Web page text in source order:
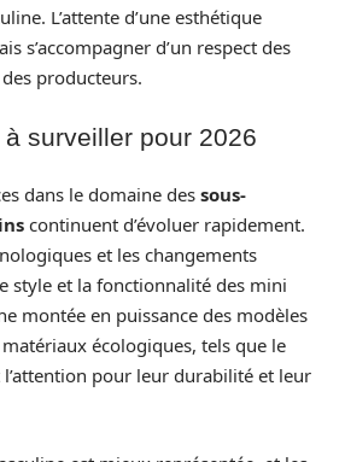
L’attente d’une esthétique
s’accompagner d’un respect des
producteurs.
surveiller pour 2026
dans le domaine des sous-
continuent d’évoluer rapidement.
et les changements
style et la fonctionnalité des mini
montée en puissance des modèles
écologiques, tels que le
pour leur durabilité et leur